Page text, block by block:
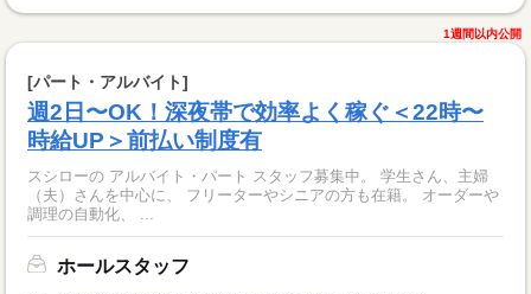
1週間以内公開
[パート・アルバイト]
週2日〜OK！深夜帯で効率よく稼ぐ＜22時〜
時給UP＞前払い制度有
スシローの アルバイト・パート スタッフ募集中。 学生さん、主婦
（夫）さんを中心に、 フリーターやシニアの方も在籍。 オーダーや
調理の自動化、 ...
ホールスタッフ